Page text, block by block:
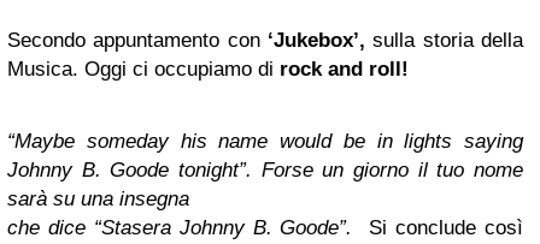
Secondo appuntamento con ‘Jukebox’, sulla storia della
Musica. Oggi ci occupiamo di rock and roll!
“Maybe someday his name would be in lights saying
Johnny B. Goode tonight”. Forse un giorno il tuo nome
sarà su una insegna
che dice “Stasera Johnny B. Goode”. Si conclude così